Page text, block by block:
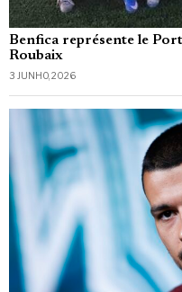
Benfica représente le
Roubaix
3 JUNHO, 2026